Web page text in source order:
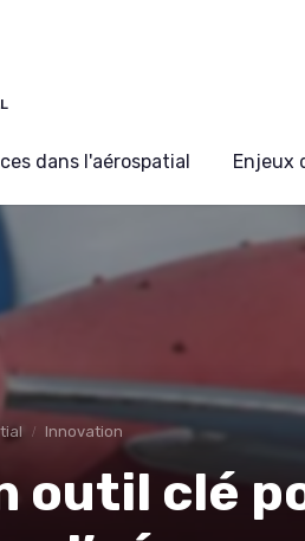
dans l'aérospatial Enjeux
Innovation
outil clé